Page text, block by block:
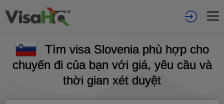
Tìm visa Slovenia phù hợp cho
chuyến đi của bạn với giá, yêu cầu và
thời gian xét duyệt